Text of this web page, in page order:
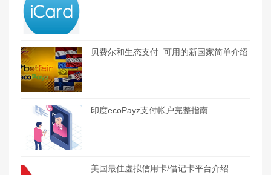
贝费尔和生态支付–可用的新国家简单介绍
印度ecoPayz支付帐户完整指南
美国最佳虚拟信用卡/借记卡平台介绍